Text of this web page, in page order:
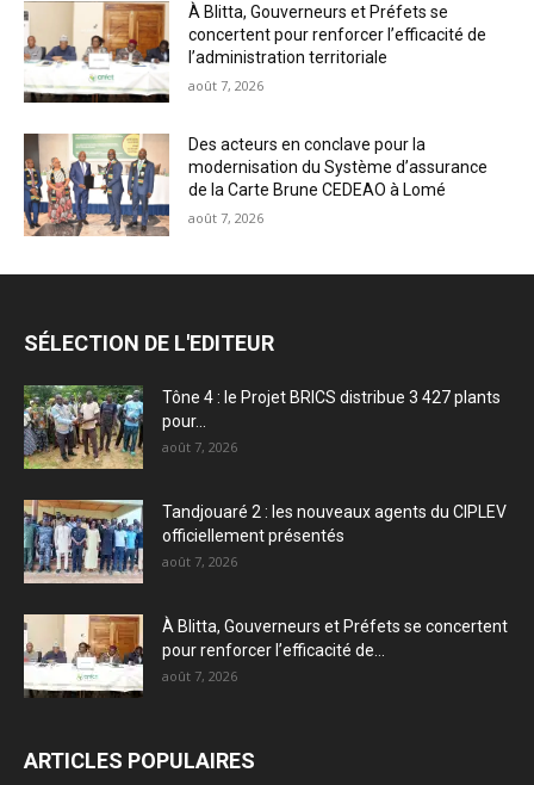
À Blitta, Gouverneurs et Préfets se
concertent pour renforcer l’efficacité de
l’administration territoriale
août 7, 2026
Des acteurs en conclave pour la
modernisation du Système d’assurance
de la Carte Brune CEDEAO à Lomé
août 7, 2026
SÉLECTION DE L'EDITEUR
Tône 4 : le Projet BRICS distribue 3 427 plants
pour...
août 7, 2026
Tandjouaré 2 : les nouveaux agents du CIPLEV
officiellement présentés
août 7, 2026
À Blitta, Gouverneurs et Préfets se concertent
pour renforcer l’efficacité de...
août 7, 2026
ARTICLES POPULAIRES